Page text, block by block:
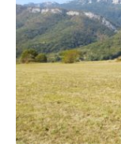
Un
Actualités